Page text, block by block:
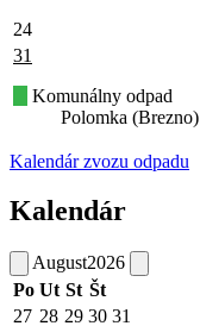
24
31
Komunálny odpad
Polomka (Brezno)
Kalendár zvozu odpadu
Kalendár
August2026
Po Ut St Št
27 28 29 30 31